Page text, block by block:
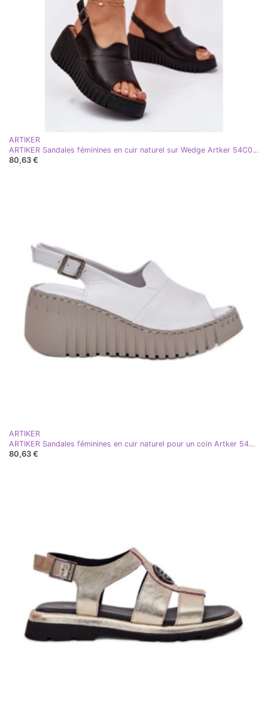
ARTIKER
ARTIKER Sandales féminines en cuir naturel sur Wedge Artker 54C0791 noir
80,63 €
ARTIKER
ARTIKER Sandales féminines en cuir naturel pour un coin Artker 54C0786 blanc
80,63 €